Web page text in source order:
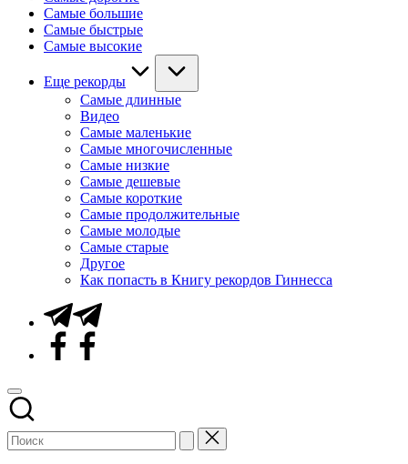
Самые большие
Самые быстрые
Самые высокие
Еще рекорды
Самые длинные
Видео
Самые маленькие
Самые многочисленные
Самые низкие
Самые дешевые
Самые короткие
Самые продолжительные
Самые молодые
Самые старые
Другое
Как попасть в Книгу рекордов Гиннесса
Telegram
Facebook